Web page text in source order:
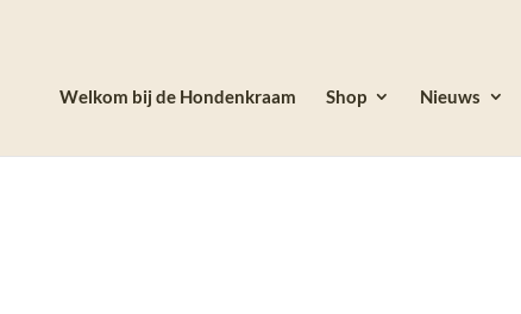
Welkom bij de Hondenkraam Shop Nieuws